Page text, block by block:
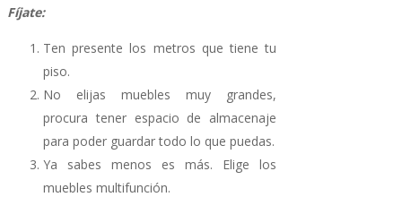
Fíjate:
Ten presente los metros que tiene tu
piso.
No elijas muebles muy grandes,
procura tener espacio de almacenaje
para poder guardar todo lo que puedas.
Ya sabes menos es más. Elige los
muebles multifunción.